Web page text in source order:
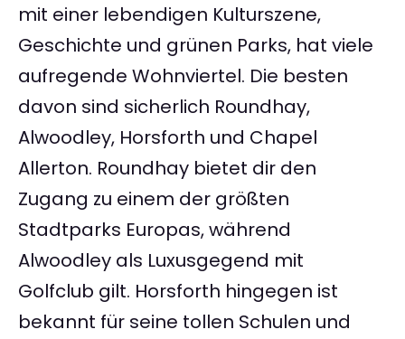
mit einer lebendigen Kulturszene,
Geschichte und grünen Parks, hat viele
aufregende Wohnviertel. Die besten
davon sind sicherlich Roundhay,
Alwoodley, Horsforth und Chapel
Allerton. Roundhay bietet dir den
Zugang zu einem der größten
Stadtparks Europas, während
Alwoodley als Luxusgegend mit
Golfclub gilt. Horsforth hingegen ist
bekannt für seine tollen Schulen und